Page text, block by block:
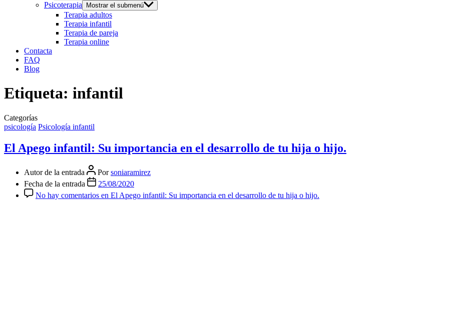
Psicoterapia Mostrar el submenú
Terapia adultos
Terapia infantil
Terapia de pareja
Terapia online
Contacta
FAQ
Blog
Etiqueta: infantil
Categorías
psicología Psicología infantil
El Apego infantil: Su importancia en el desarrollo de tu hija o hijo.
Autor de la entrada Porsoniaramirez
Fecha de la entrada
25/08/2020
No hay comentarios en El Apego infantil: Su importancia en el desarrollo de tu hija o hijo.